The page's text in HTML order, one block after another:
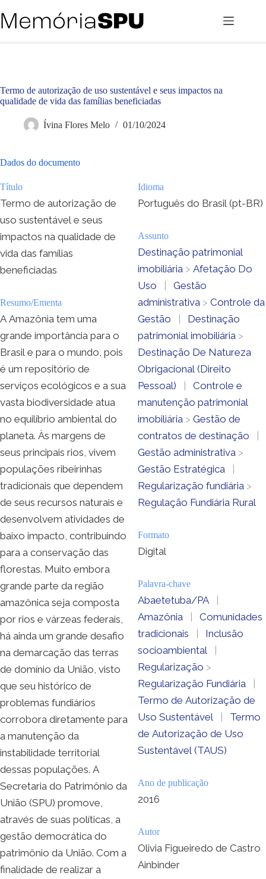
para
o
Termo de autorização de uso sustentável e seus impactos na
qualidade de vida das famílias beneficiadas
Ívina Flores Melo 01/10/2024
Dados do documento
Título
Termo de autorização de
uso sustentável e seus
impactos na qualidade de
vida das famílias
beneficiadas
Resumo/Ementa
A Amazônia tem uma
grande importância para o
Brasil e para o mundo, pois
é um repositório de
serviços ecológicos e a sua
vasta biodiversidade atua
no equilíbrio ambiental do
planeta. Às margens de
seus principais rios, vivem
populações ribeirinhas
tradicionais que dependem
de seus recursos naturais e
desenvolvem atividades de
baixo impacto, contribuindo
para a conservação das
florestas. Muito embora
grande parte da região
amazônica seja composta
por rios e várzeas federais,
há ainda um grande desafio
na demarcação das terras
de domínio da União, visto
que seu histórico de
problemas fundiários
corrobora diretamente para
a manutenção da
instabilidade territorial
dessas populações. A
Secretaria do Patrimônio da
União (SPU) promove,
através de suas políticas, a
gestão democrática do
patrimônio da União. Com a
finalidade de realizar a
Idioma
Português do Brasil (pt-BR)
Assunto
Destinação patrimonial
imobiliária > Afetação Do
Uso
|
Gestão
administrativa > Controle da
Gestão
|
Destinação
patrimonial imobiliária >
Destinação De Natureza
Obrigacional (Direito
Pessoal)
|
Controle e
manutenção patrimonial
imobiliária > Gestão de
contratos de destinação
|
Gestão administrativa >
Gestão Estratégica
|
Regularização fundiária >
Regulação Fundiária Rural
Formato
Digital
Palavra-chave
Abaetetuba/PA
|
Amazônia
|
Comunidades
tradicionais
|
Inclusão
socioambiental
|
Regularização >
Regularização Fundiária
|
Termo de Autorização de
Uso Sustentável
|
Termo
de Autorização de Uso
Sustentável (TAUS)
Ano de publicação
2016
Autor
Olivia Figueiredo de Castro
Ainbinder